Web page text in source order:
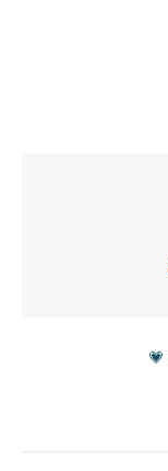
💗